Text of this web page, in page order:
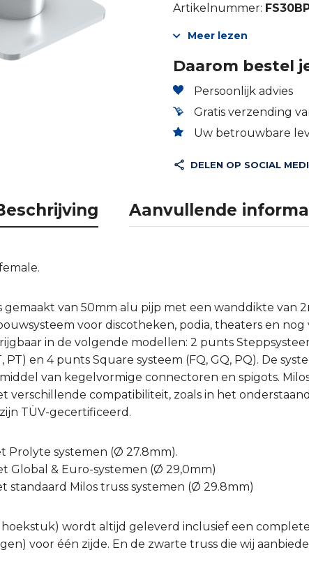
Artikelnummer:
Meer lezen
Daarom bestel
Persoonlijk advies
Gratis verzending
Uw betrouwbare
DELEN OP SOCIAL
Aanvullende
gemaakt van 50mm alu pijp met een wanddikte van
voor discotheken, podia, theaters en nog
in de volgende modellen: 2 punts
PT) en 4 punts Square systeem (FQ, GQ, PQ). De
van kegelvormige connectoren en spigots.
verschillende compatibiliteit, zoals in het
TÜV-gecertificeerd.
Prolyte systemen (Ø 27.8mm).
Global & Euro-systemen (Ø 29,0mm)
standaard Milos truss systemen (Ø 29.8mm)
wordt altijd geleverd inclusief een
voor één zijde. En de zwarte truss die wij